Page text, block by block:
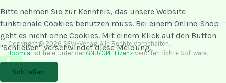
Copyright © 2026 SEW-Verlag. Alle Rechte vorbehalten.
Joomla! ist freie, unter der GNU/GPL-Lizenz veröffentlichte Software.
Bitte nehmen Sie zur Kenntnis, das unsere Website
funktionale Cookies benutzen muss. Bei einem Online-Shop
geht es nicht ohne Cookies. Mit einem Klick auf den Button
"Schließen" verschwindet diese Meldung.
Schließen